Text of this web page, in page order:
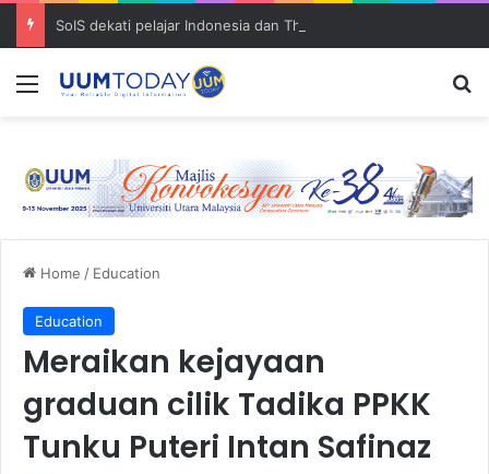
Menu
Home / Education
Education
Meraikan kejayaan
graduan cilik Tadika PPKK
Tunku Puteri Intan Safinaz